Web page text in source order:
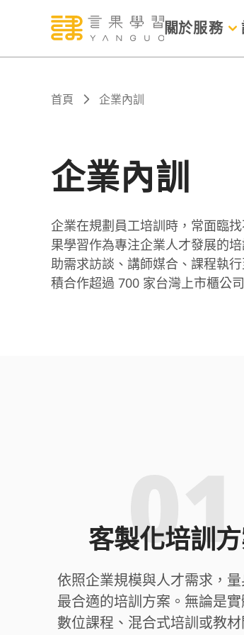
關於服務
首頁 企業內訓
企業內訓
企業在規劃員工培訓時，常面臨
果學習作為專注企業人才發展的
助需求訪談、講師媒合、課程執
積合作超過 700 家台灣上市櫃公
客製化培訓
依照企業規模與人才需求，
最合適的培訓方案。無論是實
數位課程、混合式培訓或教